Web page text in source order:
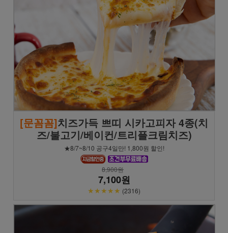
[문꼼꼼]치즈가득 쁘띠 시카고피자 4종(치
즈/불고기/베이컨/트리플크림치즈)
★8/7~8/10 공구4일만! 1,800원 할인!
8,900원
7,100원
★★★★★ (2316)